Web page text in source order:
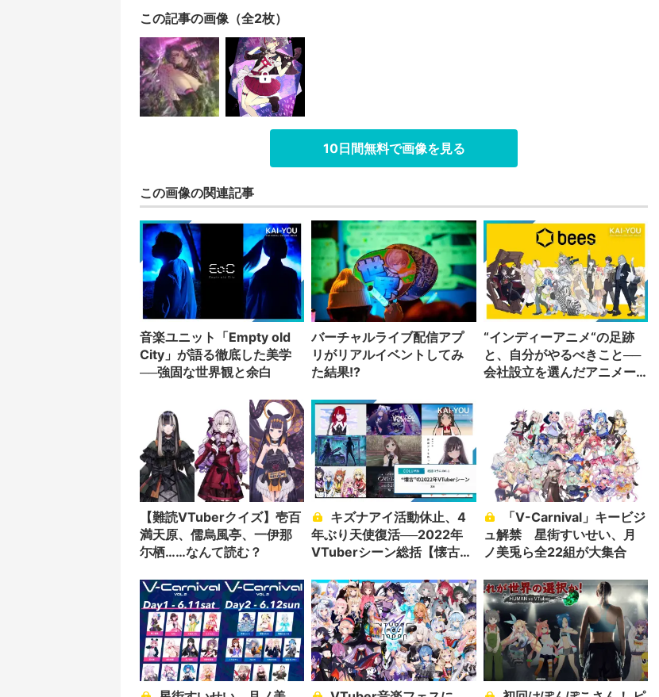
この記事の画像（全2枚）
10日間無料で画像を見る
この画像の関連記事
音楽ユニット「Empty old
City」が語る徹底した美学
──強固な世界観と余白
バーチャルライブ配信アプ
リがリアルイベントしてみ
た結果!?
“インディーアニメ“の足跡
と、自分がやるべきこと──
会社設立を選んだアニメー
【難読VTuberクイズ】壱百
満天原、儒烏風亭、一伊那
尓栖……なんて読む？
年ぶり天使復活──2022年
VTuberシーン総括【懐古
ュ解禁 星街すいせい、月
ノ美兎ら全22組が大集合